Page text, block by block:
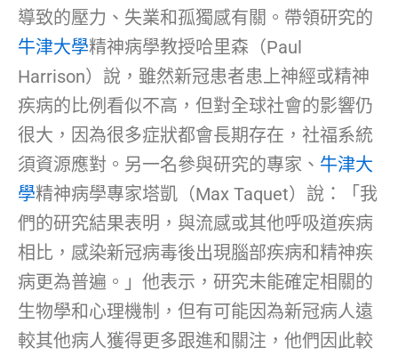
導致的壓力、失業和孤獨感有關。帶領研究的
牛津大學精神病學教授哈里森（Paul
Harrison）說，雖然新冠患者患上神經或精神
疾病的比例看似不高，但對全球社會的影響仍
很大，因為很多症狀都會長期存在，社福系統
須資源應對。另一名參與研究的專家、 牛津大
學精神病學專家塔凱（Max Taquet）說：「我
們的研究結果表明，與流感或其他呼吸道疾病
相比，感染新冠病毒後出現腦部疾病和精神疾
病更為普遍。」他表示，研究未能確定相關的
生物學和心理機制，但有可能因為新冠病人遠
較其他病人獲得更多跟進和關注，他們因此較